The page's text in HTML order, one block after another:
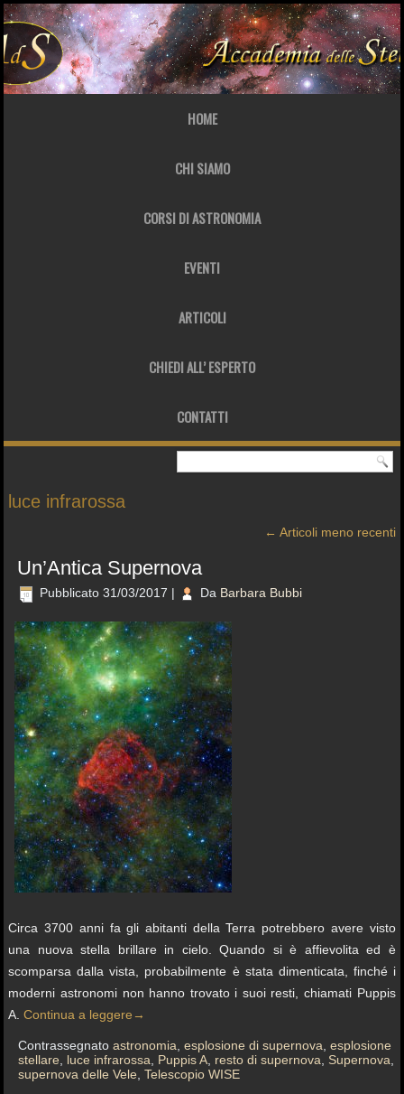
HOME
CHI SIAMO
CORSI DI ASTRONOMIA
EVENTI
ARTICOLI
CHIEDI ALL’ ESPERTO
CONTATTI
luce infrarossa
← Articoli meno recenti
Un’Antica Supernova
Pubblicato 31/03/2017 | Da Barbara Bubbi
Circa 3700 anni fa gli abitanti della Terra potrebbero avere visto
una nuova stella brillare in cielo. Quando si è affievolita ed è
scomparsa dalla vista, probabilmente è stata dimenticata, finché i
moderni astronomi non hanno trovato i suoi resti, chiamati Puppis
A.Continua a leggere →
Contrassegnato astronomia ,esplosione di supernova ,esplosione
stellare
luce infrarossa Puppis A resto di supernova Supernova
supernova delle Vele ,Telescopio WISE